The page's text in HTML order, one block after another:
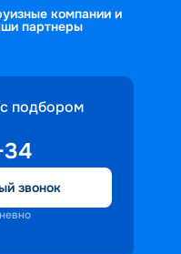
компании и
партнеры
подбором
34
звонок